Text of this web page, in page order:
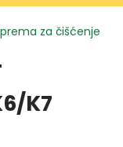
za čišćenje
K7